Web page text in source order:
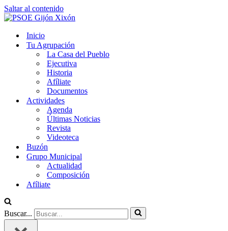
Saltar al contenido
Inicio
Tu Agrupación
La Casa del Pueblo
Ejecutiva
Historia
Afíliate
Documentos
Actividades
Agenda
Últimas Noticias
Revista
Videoteca
Buzón
Grupo Municipal
Actualidad
Composición
Afíliate
Buscar...